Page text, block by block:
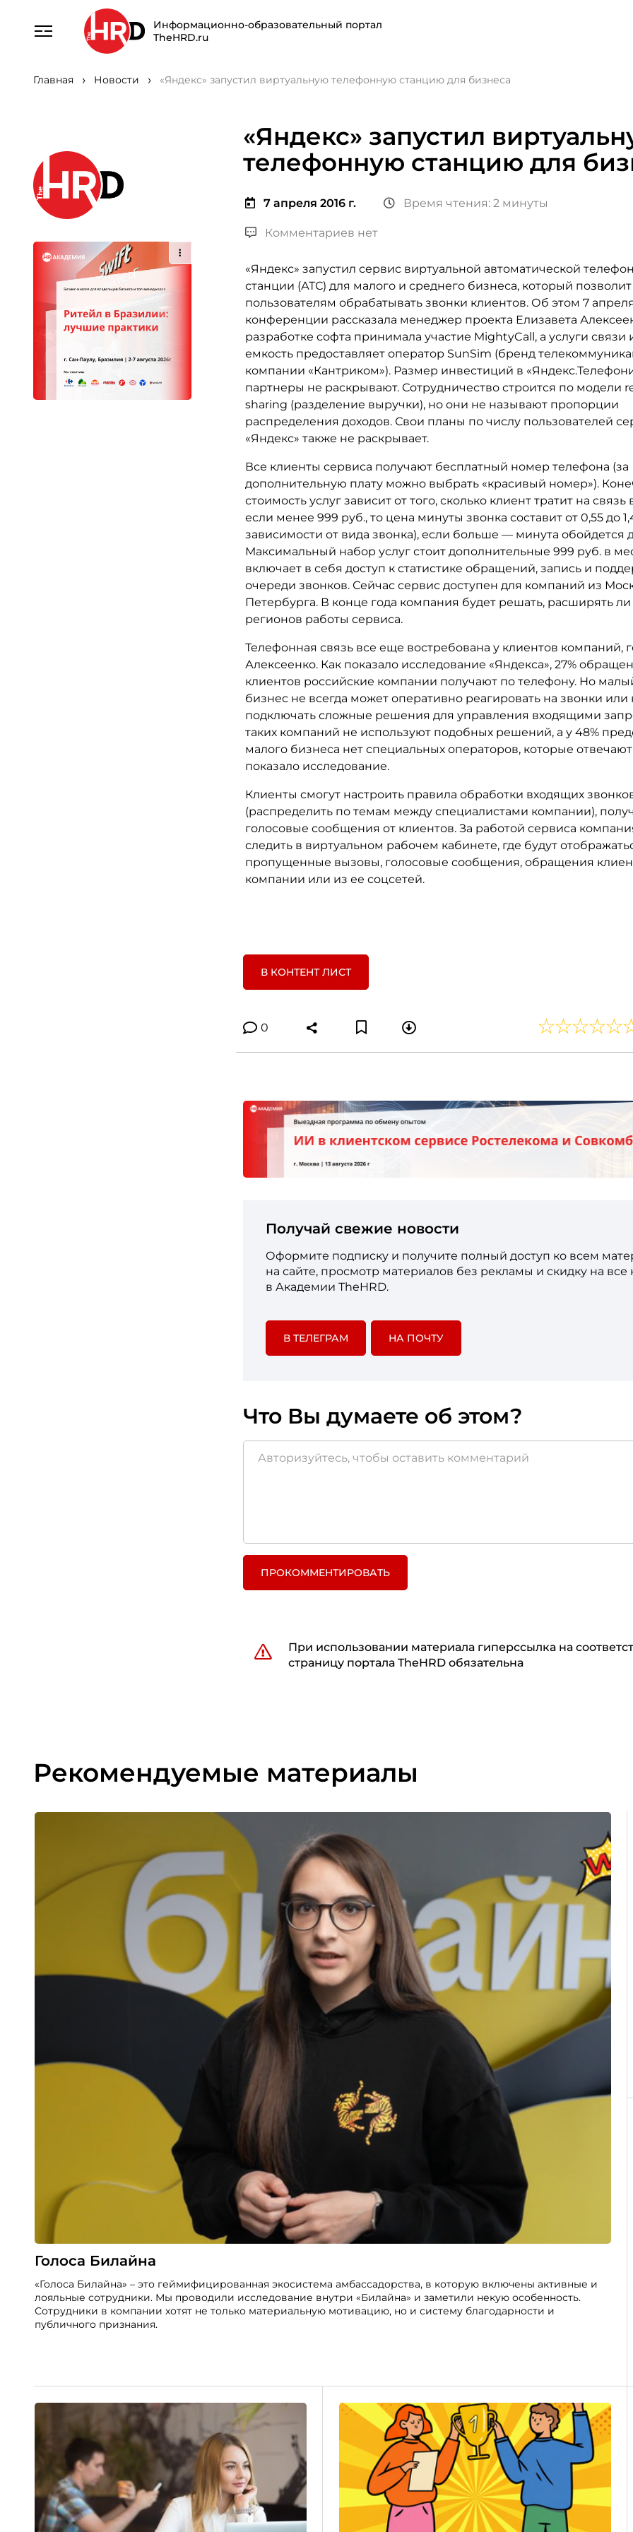
Информационно-образовательный портал
TheHRD.ru
Главная Новости «Яндекс» запустил виртуальную телефонную станцию для бизнеса
«Яндекс» запустил
телефонную станцию для
7 апреля 2016 г. Время чтения: 2 минуты
Комментариев нет
«Яндекс» запустил сервис виртуальной автоматической
станции (АТС) для малого и среднего бизнеса, который позволит
пользователям обрабатывать звонки клиентов. Об этом 7
конференции рассказала менеджер проекта Елизавета
разработке софта принимала участие MightyCall, а услуги
емкость предоставляет оператор SunSim (бренд
компании «Кантриком»). Размер инвестиций в
партнеры не раскрывают. Сотрудничество строится по модели
sharing (разделение выручки), но они не называют пропорции
распределения доходов. Свои планы по числу пользователей
«Яндекс» также не раскрывает.
Все клиенты сервиса получают бесплатный номер телефона (за
дополнительную плату можно выбрать «красивый номер»).
стоимость услуг зависит от того, сколько клиент тратит на связь
если менее 999 руб., то цена минуты звонка составит от 0,55 до
зависимости от вида звонка), если больше — минута обойдется
Максимальный набор услуг стоит дополнительные 999 руб. в
включает в себя доступ к статистике обращений, запись и
очереди звонков. Сейчас сервис доступен для компаний из
Петербурга. В конце года компания будет решать, расширять
регионов работы сервиса.
Телефонная связь все еще востребована у клиентов компаний,
Алексеенко. Как показало исследование «Яндекса», 27%
клиентов российские компании получают по телефону. Но
бизнес не всегда может оперативно реагировать на звонки или
подключать сложные решения для управления входящими
таких компаний не используют подобных решений, а у 48%
малого бизнеса нет специальных операторов, которые
показало исследование.
Клиенты смогут настроить правила обработки входящих
(распределить по темам между специалистами компании),
голосовые сообщения от клиентов. За работой сервиса
следить в виртуальном рабочем кабинете, где будут
пропущенные вызовы, голосовые сообщения, обращения
компании или из ее соцсетей.
В КОНТЕНТ ЛИСТ
0
Получай свежие новости
Оформите подписку и получите полный доступ ко всем
на сайте, просмотр материалов без рекламы и скидку на все
в Академии TheHRD.
В ТЕЛЕГРАМ НА ПОЧТУ
Что Вы думаете об этом?
ПРОКОММЕНТИРОВАТЬ
При использовании материала гиперссылка на
страницу портала TheHRD обязательна
Рекомендуемые материалы
Голоса Билайна
«Голоса Билайна» – это геймифицированная экосистема амбассадорства, в которую включены активные и
лояльные сотрудники. Мы проводили исследование внутри «Билайна» и заметили некую особенность.
Сотрудники в компании хотят не только материальную мотивацию, но и систему благодарности и
публичного признания.